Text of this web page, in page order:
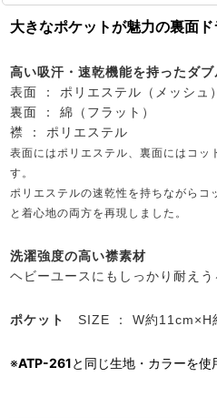
大きなポケットが魅力の裏面ド
高い吸汗・速乾機能を持ったダ
表面 ： ポリエステル（メッシュ）
裏面 ： 綿（フラット）
襟 ： ポリエステル
表面にはポリエステル、裏面にはコッ
す。
ポリエステルの速乾性を持ちながらコ
と着心地の両方を再現しました。
洗濯強度の高い襟素材
ヘビーユースにもしっかり耐えう
ポケット SIZE ： W約11cm×H
※ATP-261と同じ生地・カラーを使